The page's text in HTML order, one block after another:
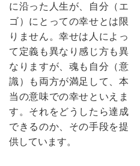
に沿った人生が、自分（エ
ゴ）にとっての幸せとは限
りません。幸せは人によっ
て定義も異なり感じ方も異
なりますが、魂も自分（意
識）も両方が満足して、本
当の意味での幸せといえま
す。それをどうしたら達成
できるのか、その手段を提
供しています。